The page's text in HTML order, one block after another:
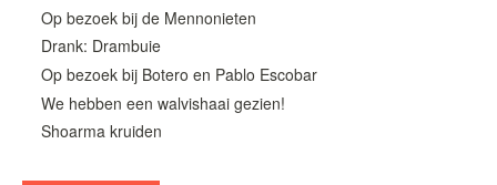
Op bezoek bij de Mennonieten
Drank: Drambuie
Op bezoek bij Botero en Pablo Escobar
We hebben een walvishaai gezien!
Shoarma kruiden